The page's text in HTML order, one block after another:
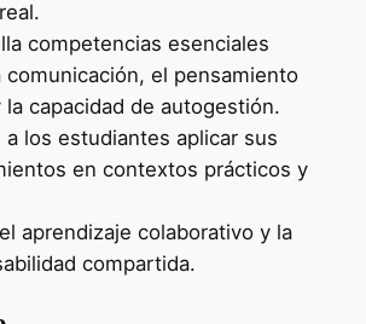
competencias esenciales
comunicación, el pensamiento
capacidad de autogestión.
a los estudiantes aplicar sus
en contextos prácticos y
aprendizaje colaborativo y la
compartida.